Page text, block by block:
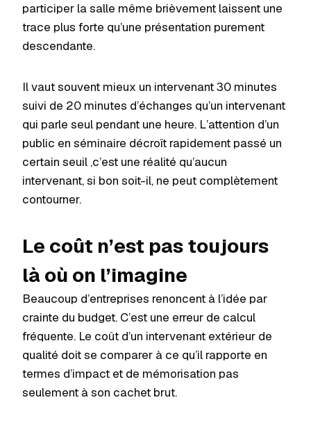
participer la salle même brièvement laissent une
trace plus forte qu’une présentation purement
descendante.
Il vaut souvent mieux un intervenant 30 minutes
suivi de 20 minutes d’échanges qu’un intervenant
qui parle seul pendant une heure. L’attention d’un
public en séminaire décroît rapidement passé un
certain seuil ,c’est une réalité qu’aucun
intervenant, si bon soit-il, ne peut complètement
contourner.
Le coût n’est pas toujours
là où on l’imagine
Beaucoup d’entreprises renoncent à l’idée par
crainte du budget. C’est une erreur de calcul
fréquente. Le coût d’un intervenant extérieur de
qualité doit se comparer à ce qu’il rapporte en
termes d’impact et de mémorisation pas
seulement à son cachet brut.